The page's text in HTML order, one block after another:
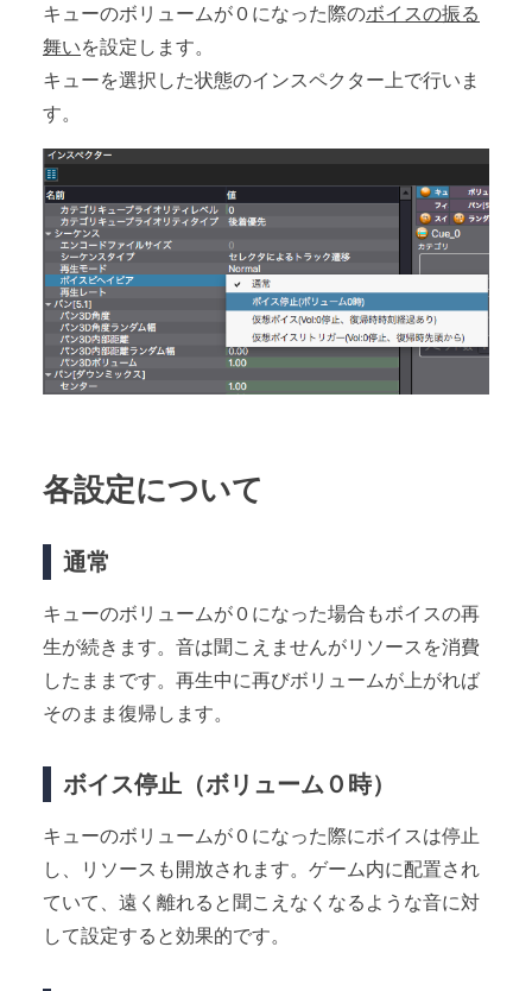
キューのボリュームが０になった際のボイスの振る
舞いを設定します。
キューを選択した状態のインスペクター上で行いま
す。
各設定について
通常
キューのボリュームが０になった場合もボイスの再
生が続きます。音は聞こえませんがリソースを消費
したままです。再生中に再びボリュームが上がれば
そのまま復帰します。
ボイス停止（ボリューム０時）
キューのボリュームが０になった際にボイスは停止
し、リソースも開放されます。ゲーム内に配置され
ていて、遠く離れると聞こえなくなるような音に対
して設定すると効果的です。